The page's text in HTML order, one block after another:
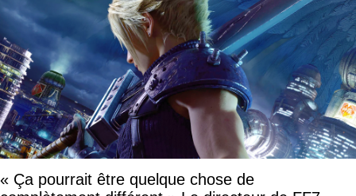
« Ça pourrait être quelque chose de